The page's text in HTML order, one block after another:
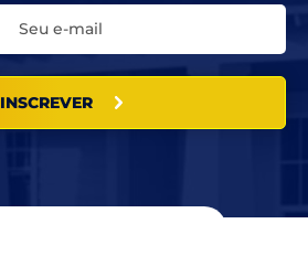
INSCREVER